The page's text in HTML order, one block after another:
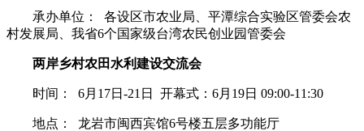
承办单位： 各设区市农业局、平潭综合实验区管委会农
村发展局、我省6个国家级台湾农民创业园管委会
两岸乡村农田水利建设交流会
时间： 6月17日-21日 开幕式：6月19日 09:00-11:30
地点： 龙岩市闽西宾馆6号楼五层多功能厅